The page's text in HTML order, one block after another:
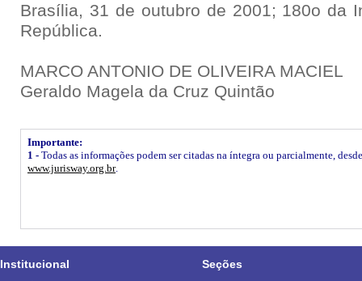
Brasília, 31 de outubro de 2001; 180o da
República.
MARCO ANTONIO DE OLIVEIRA MACIEL
Geraldo Magela da Cruz Quintão
Importante:
1 - Todas as informações podem ser citadas na íntegra ou parcialmente,
www.jurisway.org.br.
Institucional Seções